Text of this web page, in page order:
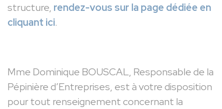
structure, rendez-vous sur la page dédiée en
cliquant ici.
Mme Dominique BOUSCAL, Responsable de la
Pépinière d’Entreprises, est à votre disposition
pour tout renseignement concernant la